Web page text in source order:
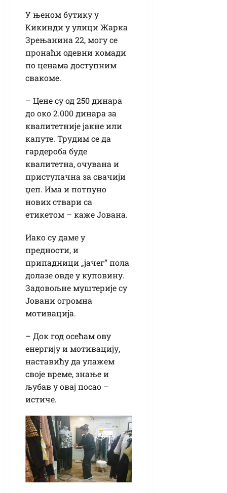
У њеном бутику у
Кикинди у улици Жарка
Зрењанина 22, могу се
пронаћи одевни комади
по ценама доступним
свакоме.
– Цене су од 250 динара
до око 2.000 динара за
квалитетније јакне или
капуте. Трудим се да
гардероба буде
квалитетна, очувана и
приступачна за свачији
џеп. Има и потпуно
нових ствари са
етикетом – каже Јована.
Иако су даме у
предности, и
припадници „јачег” пола
долазе овде у куповину.
Задовољне муштерије су
Јовани огромна
мотивација.
– Док год осећам ову
енергију и мотивацију,
наставићу да улажем
своје време, знање и
љубав у овај посао –
истиче.